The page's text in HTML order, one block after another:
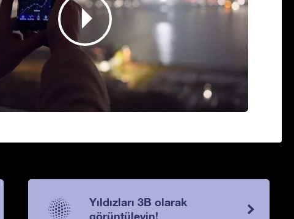
Yıldızları 3B olarak
görüntüleyin!